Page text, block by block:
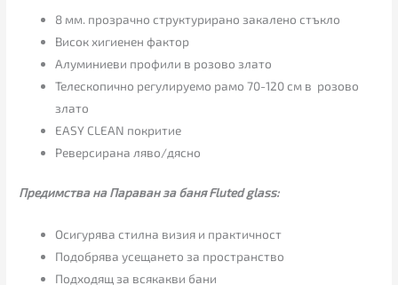
8 мм. прозрачно структурирано закалено стъкло
Висок хигиенен фактор
Алуминиеви профили в розово злато
Телескопично регулируемо рамо 70-120 см в розово
злато
EASY CLEAN покритие
Реверсирана ляво/дясно
Предимства на Параван за баня Fluted glass:
Осигурява стилна визия и практичност
Подобрява усещането за пространство
Подходящ за всякакви бани